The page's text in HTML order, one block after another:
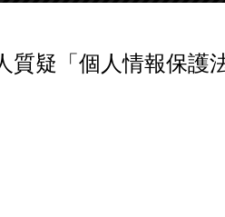
質疑「個人情報保護